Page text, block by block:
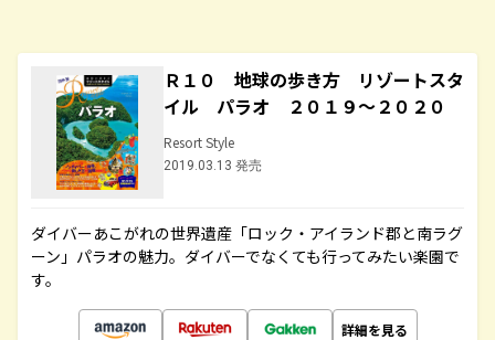
Ｒ１０ 地球の歩き方 リゾートスタ
イル パラオ ２０１９～２０２０
Resort Style
2019.03.13 発売
ダイバーあこがれの世界遺産「ロック・アイランド郡と南ラグ
ーン」パラオの魅力。ダイバーでなくても行ってみたい楽園で
す。
詳細を見る